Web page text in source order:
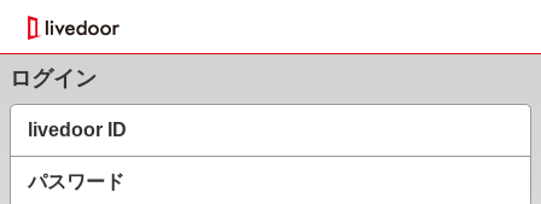
ログイン
livedoor ID
パスワード